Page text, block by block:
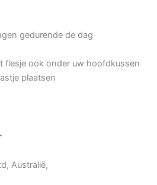
gedurende de dag
flesje ook onder uw hoofdkussen
plaatsen
Australië,